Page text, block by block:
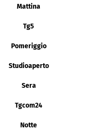
Mattina
Tg5
Pomeriggio
Studioaperto
Sera
Tgcom24
Notte